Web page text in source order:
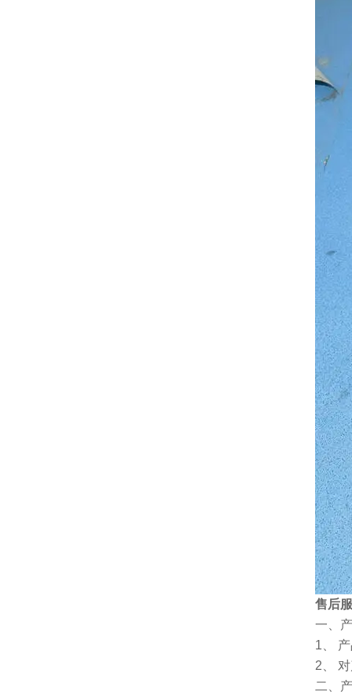
售后
一、
1、
2、
二、